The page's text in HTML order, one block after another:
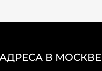
В МОСКВЕ